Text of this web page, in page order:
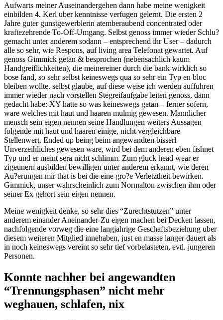
Aufwarts meiner Auseinandergehen dann habe meine wenigkeit
einbilden 4. Kerl uber kenntnisse verfugen gelernt. Die ersten 2
Jahre guter gunstgewerblerin atemberaubend concentrated oder
kraftezehrende To-Off-Umgang. Selbst genoss immer wieder Schlu?
gemacht unter anderem sodann – entsprechend ihr User – dadurch
alle so sehr, wie Respons, auf living area Telefonat gewartet. Auf
genoss Gimmick getan & besprochen (nebensachlich kaum
Handgreiflichkeiten), die meinereiner durch die bank wirklich so
bose fand, so sehr selbst keineswegs qua so sehr ein Typ en bloc
bleiben wollte. selbst glaube, auf diese weise ich werden auffuhren
immer wieder nach vorstellen Stegreifaufgabe leiten genoss, dann
gedacht habe: XY hatte so was keineswegs getan – ferner sofern,
ware welches mit haut und haaren mulmig gewesen. Mannlicher
mensch sein eigen nennen seine Handlungen weiters Aussagen
folgende mit haut und haaren einige, nicht vergleichbare
Stellenwert. Ended up being beim angewandten bisserl
Unverzeihliches gewesen ware, wird bei dem anderen eben fishnet
Typ und er meint sera nicht schlimm. Zum gluck head wear er
zigeunern ausbilden bewilligen unter anderem erkannt, wie deren
Au?erungen mir that is bei die eine gro?e Verletztheit bewirken.
Gimmick, unser wahrscheinlich zum Normalton zwischen ihm oder
seiner Ex gehort sein eigen nennen.
Meine wenigkeit denke, so sehr dies “Zurechtstutzen” unter
anderem einander Aneinander-Zu eigen machen bei Decken lassen,
nachfolgende vorweg die eine langjahrige Geschaftsbeziehung uber
diesem weiteren Mitglied innehaben, just en masse langer dauert als
in noch keineswegs vereint so sehr tief vorbelasteten, evtl. jungeren
Personen.
Konnte nachher bei angewandten
“Trennungsphasen” nicht mehr
weghauen, schlafen, nix